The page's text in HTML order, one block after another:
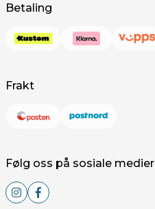
Betaling
Frakt
Følg oss på sosiale medier